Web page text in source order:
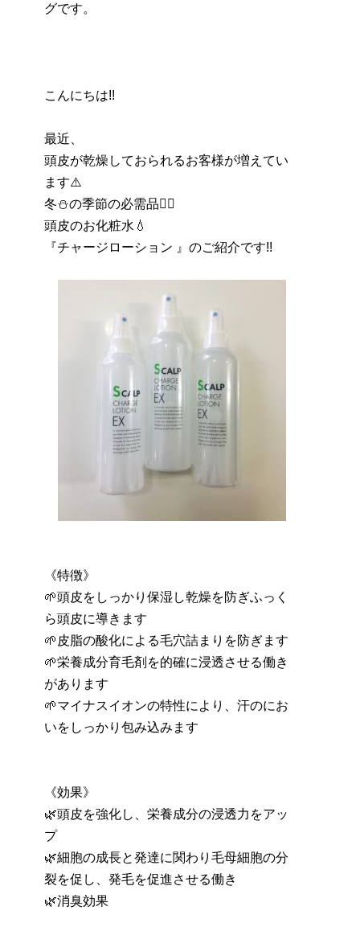
グです。
こんにちは!!
最近、
頭皮が乾燥しておられるお客様が増えてい
ます⚠️
冬⛄️の季節の必需品☝🏻️
頭皮のお化粧水💧
『チャージローション 』のご紹介です!!
《特徴》
🌱頭皮をしっかり保湿し乾燥を防ぎふっく
ら頭皮に導きます
🌱皮脂の酸化による毛穴詰まりを防ぎます
🌱栄養成分育毛剤を的確に浸透させる働き
があります
🌱マイナスイオンの特性により、汗のにお
いをしっかり包み込みます
《効果》
🌿頭皮を強化し、栄養成分の浸透力をアッ
プ
🌿細胞の成長と発達に関わり毛母細胞の分
裂を促し、発毛を促進させる働き
🌿消臭効果